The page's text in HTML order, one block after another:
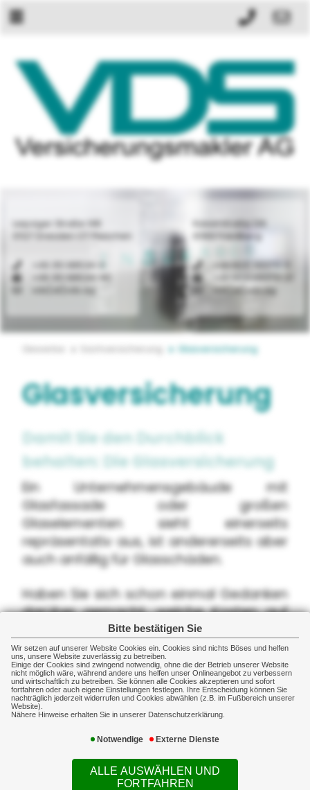
Bitte bestätigen Sie
Wir setzen auf unserer Website Cookies ein. Cookies sind nichts Böses und helfen
uns, unsere Website zuverlässig zu betreiben.
Einige der Cookies sind zwingend notwendig, ohne die der Betrieb unserer Website
nicht möglich wäre, während andere uns helfen unser Onlineangebot zu verbessern
und wirtschaftlich zu betreiben. Sie können alle Cookies akzeptieren und sofort
fortfahren oder auch eigene Einstellungen festlegen. Ihre Entscheidung können Sie
nachträglich jederzeit widerrufen und Cookies abwählen (z.B. im Fußbereich unserer
Website).
Nähere Hinweise erhalten Sie in unserer Datenschutzerklärung.
Notwendige Externe Dienste
ALLE AUSWÄHLEN UND
FORTFAHREN
Leipziger Straße 148
01127 Dresden OT Pieschen
+49 351 88534-0
+49 351 88534-40
vds[at]vds.ag
Kaiserstraße 126
61169 Friedberg
+49 6031 69370-0
vds[at]vds.ag
Glasversicherung
Glasversicherung
Damit Sie den Durchblick
behalten: Die Glasversicherung
Ein Unternehmensgebäude mit
Glasfassade oder großen
Glaselementen sieht einerseits
repräsentativ aus, ist andererseits aber
auch anfällig für Glasschäden.
Haben Sie sich schon einmal Gedanken
darüber gemacht, welche Kosten auf
Sie und Ihren Betrieb zukommen können,
wenn solch eine Fassade Schaden
nimmt?
Der Versicherer beauftragt ein
Unternehmen mit dem Ersatz der
gebrochenen Scheiben und Sie müssen
sich nicht weiter kümmern.